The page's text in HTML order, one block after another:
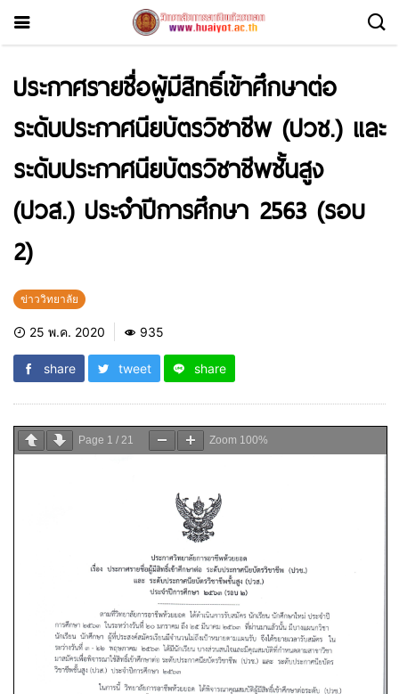
ประกาศรายชื่อผู้มีสิทธิ์เข้าศึกษาต่อ
ระดับประกาศนียบัตรวิชาชีพ (ปวช.) และ
ระดับประกาศนียบัตรวิชาชีพชั้นสูง
(ปวส.) ประจำปีการศึกษา 2563 (รอบ
2)
ข่าววิทยาลัย
25 พ.ค. 2020 935
share tweet share
Page 1 / 21 Zoom 100%